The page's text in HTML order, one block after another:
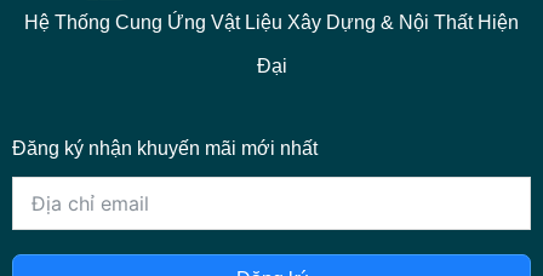
Hệ Thống Cung Ứng Vật Liệu Xây Dựng & Nội Thất Hiện
Đại
Đăng ký nhận khuyến mãi mới nhất